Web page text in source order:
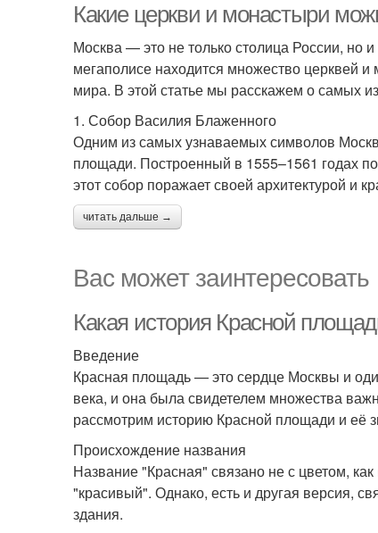
Какие церкви и монастыри
Москва — это не только столица России, но
мегаполисе находится множество церквей
мира. В этой статье мы расскажем о самых
1. Собор Василия Блаженного
Одним из самых узнаваемых символов
площади. Построенный в 1555–1561 годах
этот собор поражает своей архитектурой и
читать дальше →
Вас может заинтересовать
Какая история Красной
Введение
Красная площадь — это сердце Москвы и
века, и она была свидетелем множества
рассмотрим историю Красной площади и её
Происхождение названия
Название "Красная" связано не с цветом,
"красивый". Однако, есть и другая версия,
здания.